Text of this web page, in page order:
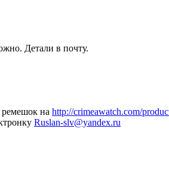
Детали в почту.
ремешок на http://crimeawatch.com/
Ruslan-slv@yandex.ru